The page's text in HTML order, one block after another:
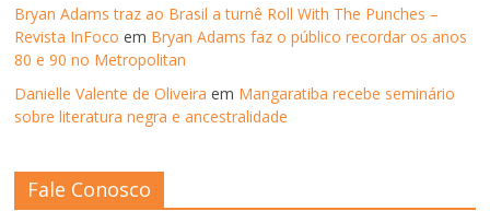
Bryan Adams traz ao Brasil a turnê Roll With The Punches –
Revista InFoco em Bryan Adams faz o público recordar os anos
80 e 90 no Metropolitan
Danielle Valente de Oliveira em Mangaratiba recebe seminário
sobre literatura negra e ancestralidade
Fale Conosco